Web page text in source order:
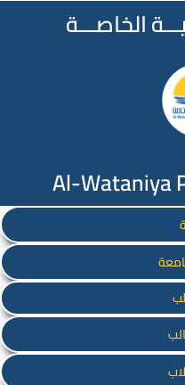
الخاصـــة
Al-Wataniya